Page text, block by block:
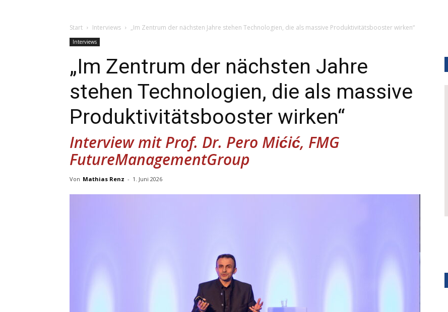
Start Interviews „Im Zentrum der nächsten Jahre stehen ­Technologien, die als massive Produktivitätsbooster wirken“
Interviews
„Im Zentrum der nächsten Jahre
stehen ­Technologien, die als massive
Produktivitätsbooster wirken“
Interview mit Prof. Dr. Pero Mićić, FMG
FutureManagementGroup
Von Mathias Renz - 1. Juni 2026